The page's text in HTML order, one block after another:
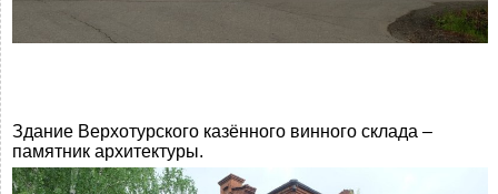
Здание Верхотурского казённого винного склада –
памятник архитектуры.